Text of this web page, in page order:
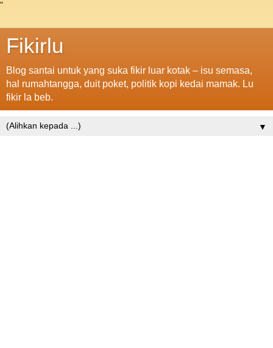
"
Fikirlu
Blog santai untuk yang suka fikir luar kotak – isu semasa,
hal rumahtangga, duit poket, politik kopi kedai mamak. Lu
fikir la beb.
▼